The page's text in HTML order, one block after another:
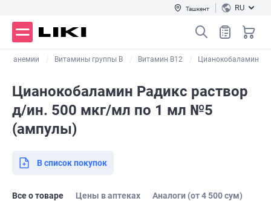
Ташкент RU
от анемии Витамины группы В Витамин В12 Цианокобаламин
Цианокобаламин Радикс раствор
д/ин. 500 мкг/мл по 1 мл №5
(ампулы)
В список покупок
Все о товаре Цены в аптеках Аналоги (от 4 500 сум)